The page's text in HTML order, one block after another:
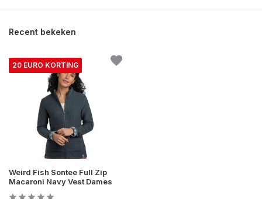
Recent bekeken
20 EURO KORTING
Weird Fish Sontee Full Zip
Macaroni Navy Vest Dames